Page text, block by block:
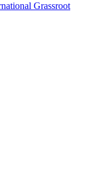
Grassroot